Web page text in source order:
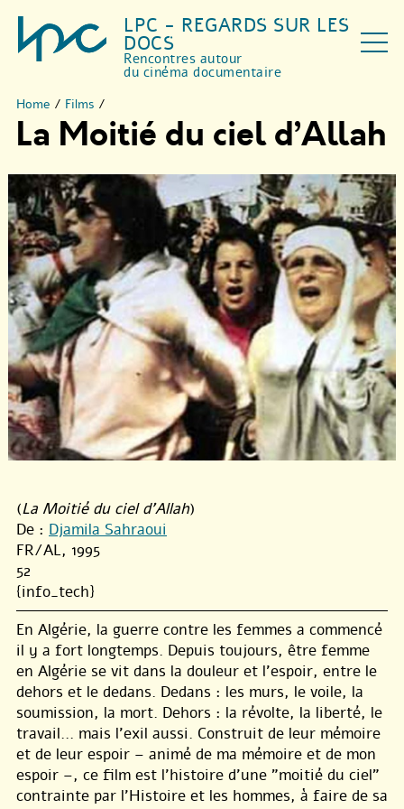
LPC - REGARDS SUR LES
DOCS
Rencontres autour
du cinéma documentaire
Home / Films /
La Moitié du ciel d’Allah
(La Moitié du ciel d'Allah)
De : Djamila Sahraoui
FR/AL, 1995
52
{info_tech}
En Algérie, la guerre contre les femmes a commencé
il y a fort longtemps. Depuis toujours, être femme
en Algérie se vit dans la douleur et l’espoir, entre le
dehors et le dedans. Dedans : les murs, le voile, la
soumission, la mort. Dehors : la révolte, la liberté, le
travail... mais l’exil aussi. Construit de leur mémoire
et de leur espoir – animé de ma mémoire et de mon
espoir –, ce film est l’histoire d’une "moitié du ciel"
contrainte par l’Histoire et les hommes, à faire de sa